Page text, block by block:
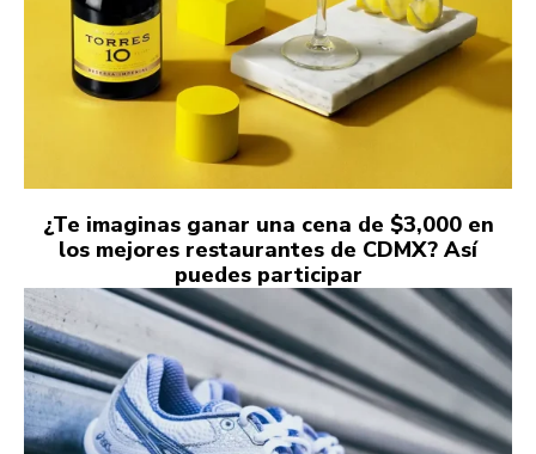
¿Te imaginas ganar una cena de $3,000 en
los mejores restaurantes de CDMX? Así
puedes participar